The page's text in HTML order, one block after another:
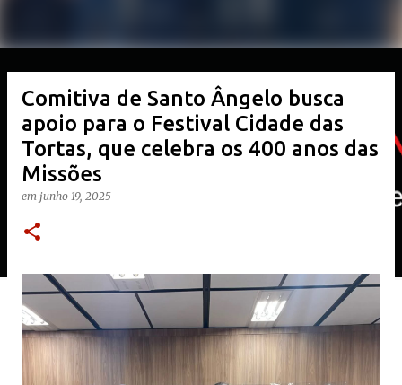
Comitiva de Santo Ângelo busca
apoio para o Festival Cidade das
Tortas, que celebra os 400 anos das
Missões
em junho 19, 2025